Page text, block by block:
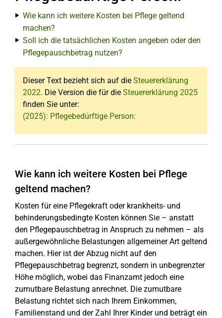
Wie kann ich weitere Kosten bei Pflege geltend
machen?
Soll ich die tatsächlichen Kosten angeben oder den
Pflegepauschbetrag nutzen?
Dieser Text bezieht sich auf die Steuererklärung
2022. Die Version die für die Steuererklärung 2025
finden Sie unter:
(2025): Pflegebedürftige Person:
Wie kann ich weitere Kosten bei Pflege
geltend machen?
Kosten für eine Pflegekraft oder krankheits- und
behinderungsbedingte Kosten können Sie – anstatt
den Pflegepauschbetrag in Anspruch zu nehmen – als
außergewöhnliche Belastungen allgemeiner Art geltend
machen. Hier ist der Abzug nicht auf den
Pflegepauschbetrag begrenzt, sondern in unbegrenzter
Höhe möglich, wobei das Finanzamt jedoch eine
zumutbare Belastung anrechnet. Die zumutbare
Belastung richtet sich nach Ihrem Einkommen,
Familienstand und der Zahl Ihrer Kinder und beträgt ein